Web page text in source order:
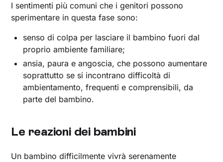
I sentimenti più comuni che i genitori possono
sperimentare in questa fase sono:
senso di colpa per lasciare il bambino fuori dal
proprio ambiente familiare;
ansia, paura e angoscia, che possono aumentare
soprattutto se si incontrano difficoltà di
ambientamento, frequenti e comprensibili, da
parte del bambino.
Le reazioni dei bambini
Un bambino difficilmente vivrà serenamente